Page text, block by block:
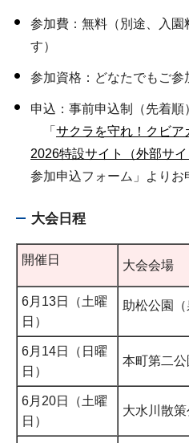
参加費：無料（別途、入園
す）
参加資格：どなたでもご参
申込：事前申込制（先着順
「 サクラを守れ！クビア
2026特設サイト（外部サイ
参加申込フォーム」よりお
大会日程
開催日 大会会場
6月13日（土曜
日）
助松公園（
6月14日（日曜
日）
本町第二公
6月20日（土曜
日）
大水川散策